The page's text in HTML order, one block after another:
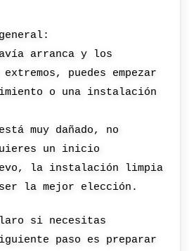
arranca y los
puedes empezar
o una instalación
muy dañado, no
un inicio
la instalación limpia
ser la mejor elección.
si necesitas
paso es preparar